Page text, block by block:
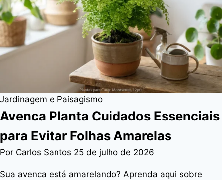
Jardinagem e Paisagismo
Avenca Planta Cuidados Essenciais
para Evitar Folhas Amarelas
Por Carlos Santos 25 de julho de 2026
Sua avenca está amarelando? Aprenda aqui sobre